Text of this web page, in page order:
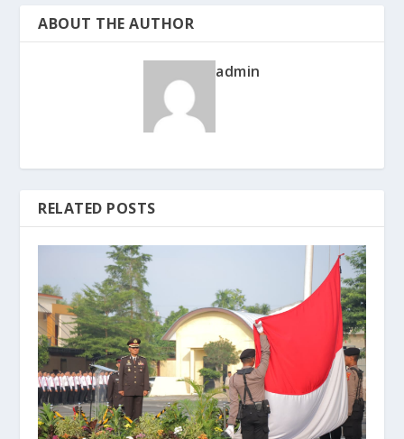
ABOUT THE AUTHOR
admin
RELATED POSTS